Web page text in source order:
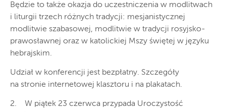
Będzie to także okazja do uczestniczenia w modlitwach
i liturgii trzech różnych tradycji: mesjanistycznej
modlitwie szabasowej, modlitwie w tradycji rosyjsko-
prawosławnej oraz w katolickiej Mszy świętej w języku
hebrajskim.
Udział w konferencji jest bezpłatny. Szczegóły
na stronie internetowej klasztoru i na plakatach.
2. W piątek 23 czerwca przypada Uroczystość